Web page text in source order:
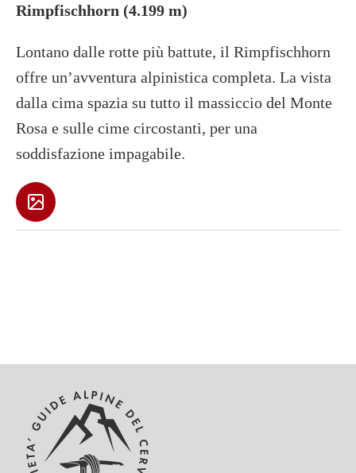
Rimpfischhorn (4.199 m)
Lontano dalle rotte più battute, il Rimpfischhorn
offre un’avventura alpinistica completa. La vista
dalla cima spazia su tutto il massiccio del Monte
Rosa e sulle cime circostanti, per una
soddisfazione impagabile.